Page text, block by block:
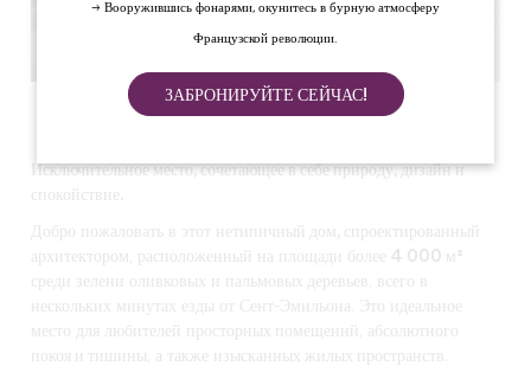
Исключительное место, сочетающее в себе природу, дизайн и
спокойствие.
Добро пожаловать в этот нетипичный дом, спроектированный
архитектором
, расположенный на площади
более 4 000 м²
среди зелени оливковых и пальмовых деревьев , всего в
нескольких минутах езды от Сент-Эмильона. Это идеальное
место для любителей просторных помещений
абсолютного
покоя и тишины
, а также изысканных жилых пространств
→ Вооружившись фонарями, окунитесь в бурную атмосферу
Французской революции.
ЗАБРОНИРУЙТЕ СЕЙЧАС!